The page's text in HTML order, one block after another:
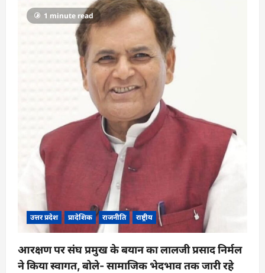
1 minute read
उत्तर प्रदेश प्रादेशिक राजनीति राष्ट्रीय
आरक्षण पर संघ प्रमुख के बयान का लालजी प्रसाद निर्मल
ने किया स्वागत, बोले- सामाजिक भेदभाव तक जारी रहे